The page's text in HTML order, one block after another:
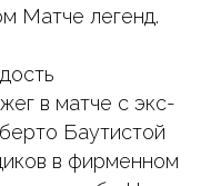
Матче легенд.
в матче с экс-
Баутистой
в фирменном